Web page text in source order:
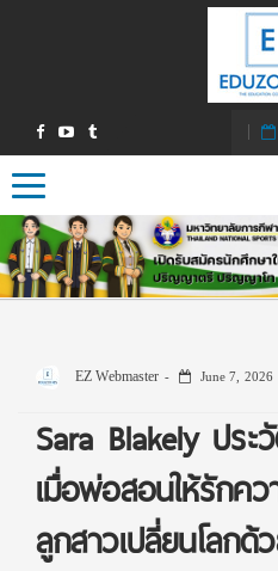
Toggle navigation
EZ Webmaster June 7, 2026
Sara Blakely ปร
เมื่อพ่อสอนให้รักค
ลูกสาวเปลี่ยนโลกด้